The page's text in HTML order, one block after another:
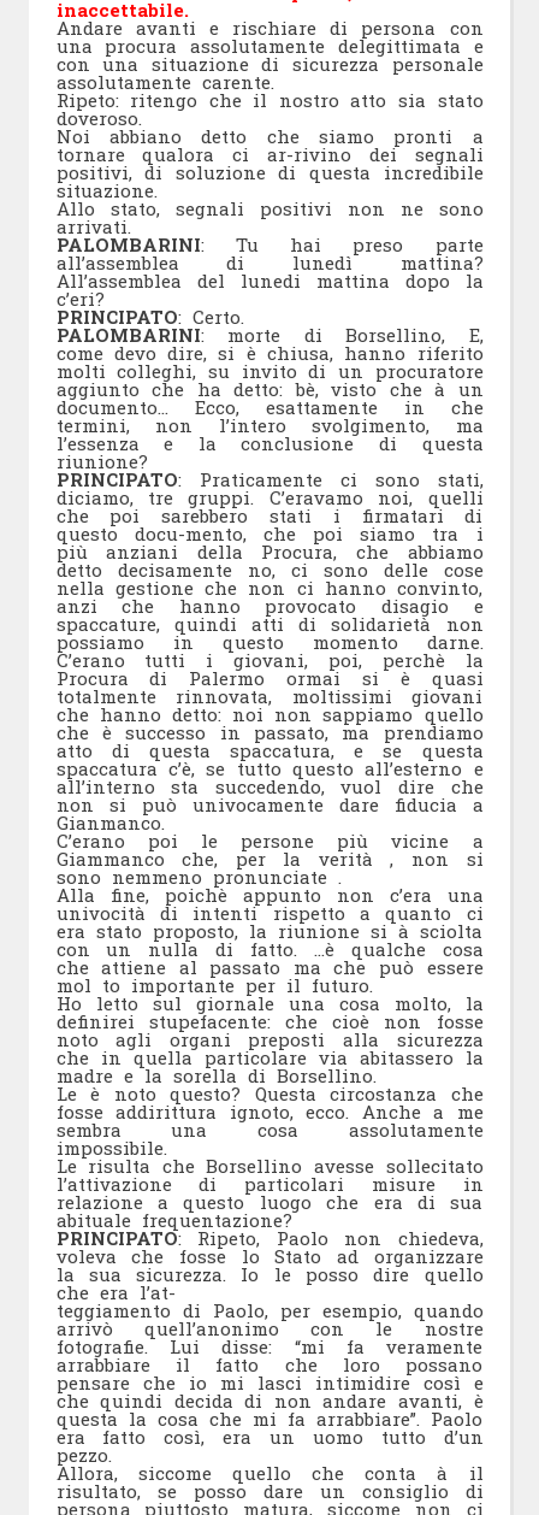
inaccettabile.
Andare avanti e rischiare di persona con
una procura assolutamente delegittimata e
con una situazione di sicurezza personale
assolutamente carente.
Ripeto: ritengo che il nostro atto sia stato
doveroso.
Noi abbiano detto che siamo pronti a
tornare qualora ci ar-rivino dei segnali
positivi, di soluzione di questa incredibile
situazione.
Allo stato, segnali positivi non ne sono
arrivati.
PALOMBARINI: Tu hai preso parte
all’assemblea di lunedì mattina?
All’assemblea del lunedi mattina dopo la
c’eri?
PRINCIPATO: Certo.
PALOMBARINI: morte di Borsellino, E,
come devo dire, si è chiusa, hanno riferito
molti colleghi, su invito di un procuratore
aggiunto che ha detto: bè, visto che à un
documento… Ecco, esattamente in che
termini, non l’intero svolgimento, ma
l’essenza e la conclusione di questa
riunione?
PRINCIPATO: Praticamente ci sono stati,
diciamo, tre gruppi. C’eravamo noi, quelli
che poi sarebbero stati i firmatari di
questo docu-mento, che poi siamo tra i
più anziani della Procura, che abbiamo
detto decisamente no, ci sono delle cose
nella gestione che non ci hanno convinto,
anzi che hanno provocato disagio e
spaccature, quindi atti di solidarietà non
possiamo in questo momento darne.
C’erano tutti i giovani, poi, perchè la
Procura di Palermo ormai si è quasi
totalmente rinnovata, moltissimi giovani
che hanno detto: noi non sappiamo quello
che è successo in passato, ma prendiamo
atto di questa spaccatura, e se questa
spaccatura c’è, se tutto questo all’esterno e
all’interno sta succedendo, vuol dire che
non si può univocamente dare fiducia a
Gianmanco.
C’erano poi le persone più vicine a
Giammanco che, per la verità , non si
sono nemmeno pronunciate .
Alla fine, poichè appunto non c’era una
univocità di intenti rispetto a quanto ci
era stato proposto, la riunione si à sciolta
con un nulla di fatto. …è qualche cosa
che attiene al passato ma che può essere
mol to importante per il futuro.
Ho letto sul giornale una cosa molto, la
definirei stupefacente: che cioè non fosse
noto agli organi preposti alla sicurezza
che in quella particolare via abitassero la
madre e la sorella di Borsellino.
Le è noto questo? Questa circostanza che
fosse addirittura ignoto, ecco. Anche a me
sembra una cosa assolutamente
impossibile.
Le risulta che Borsellino avesse sollecitato
l’attivazione di particolari misure in
relazione a questo luogo che era di sua
abituale frequentazione?
PRINCIPATO: Ripeto, Paolo non chiedeva,
voleva che fosse lo Stato ad organizzare
la sua sicurezza. Io le posso dire quello
che era l’at-
teggiamento di Paolo, per esempio, quando
arrivò quell’anonimo con le nostre
fotografie. Lui disse: “mi fa veramente
arrabbiare il fatto che loro possano
pensare che io mi lasci intimidire così e
che quindi decida di non andare avanti, è
questa la cosa che mi fa arrabbiare”. Paolo
era fatto così, era un uomo tutto d’un
pezzo.
Allora, siccome quello che conta à il
risultato, se posso dare un consiglio di
persona piuttosto matura, siccome non ci